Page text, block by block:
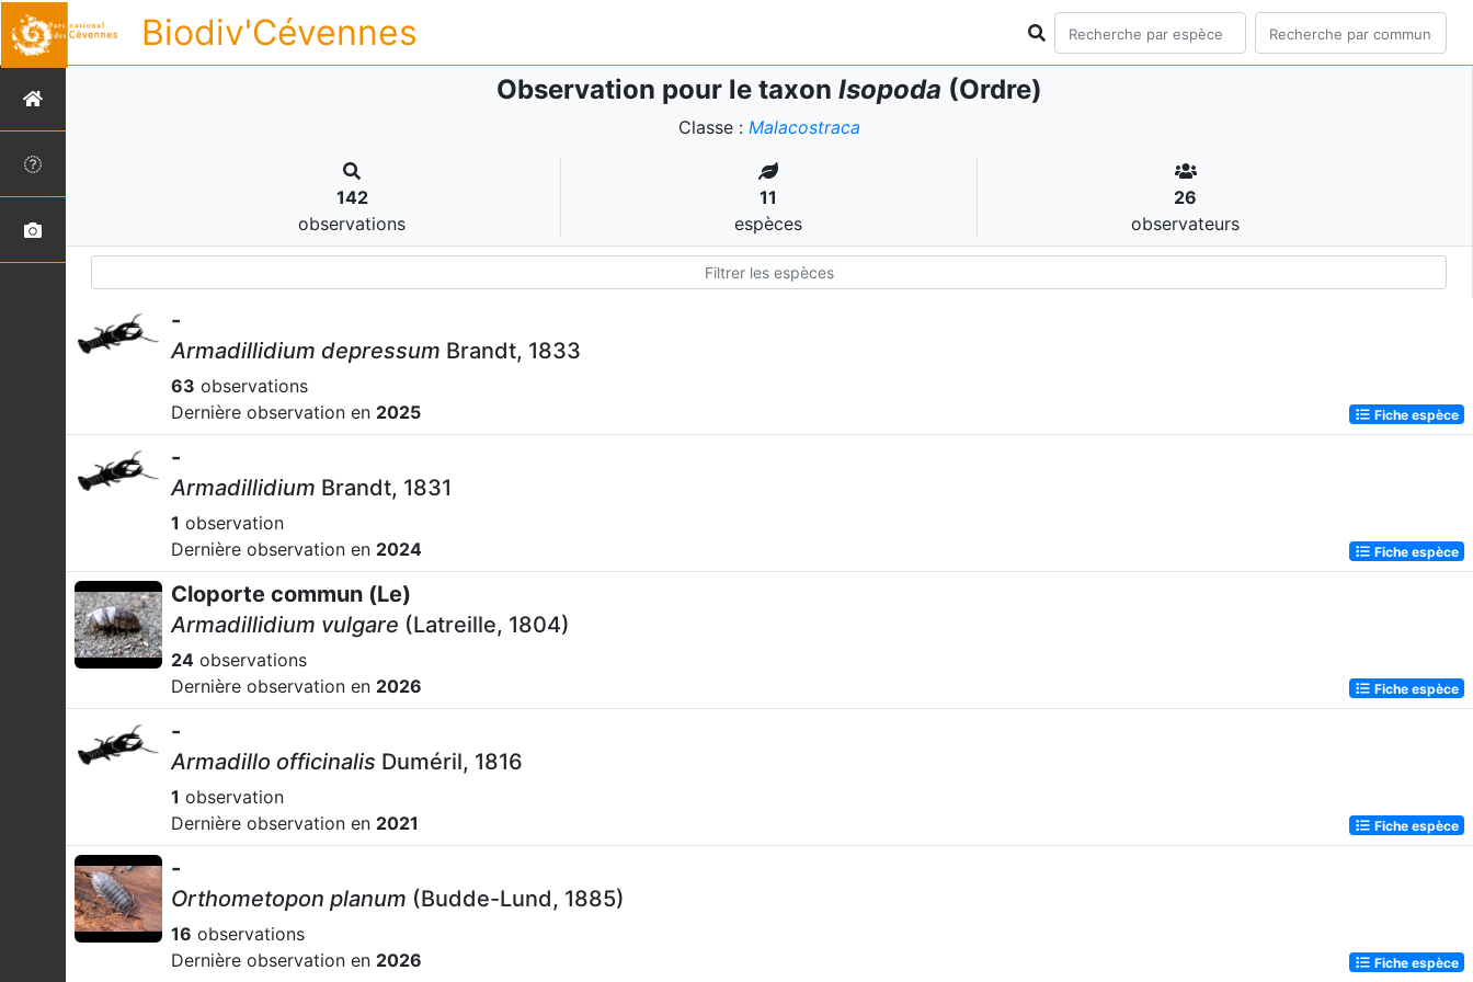
Biodiv'Cévennes
Observation pour le taxon Isopoda (Ordre)
Classe : Malacostraca
142
observations
11
espèces
26
observateurs
-
Armadillidium depressum Brandt, 1833
63 observations
Dernière observation en 2025 Fiche espèce
-
Armadillidium Brandt, 1831
1 observation
Dernière observation en 2024 Fiche espèce
Cloporte commun (Le)
Armadillidium vulgare (Latreille, 1804)
24 observations
Dernière observation en 2026 Fiche espèce
-
Armadillo officinalis Duméril, 1816
1 observation
Dernière observation en 2021 Fiche espèce
-
Orthometopon planum (Budde-Lund, 1885)
16 observations
Dernière observation en 2026 Fiche espèce